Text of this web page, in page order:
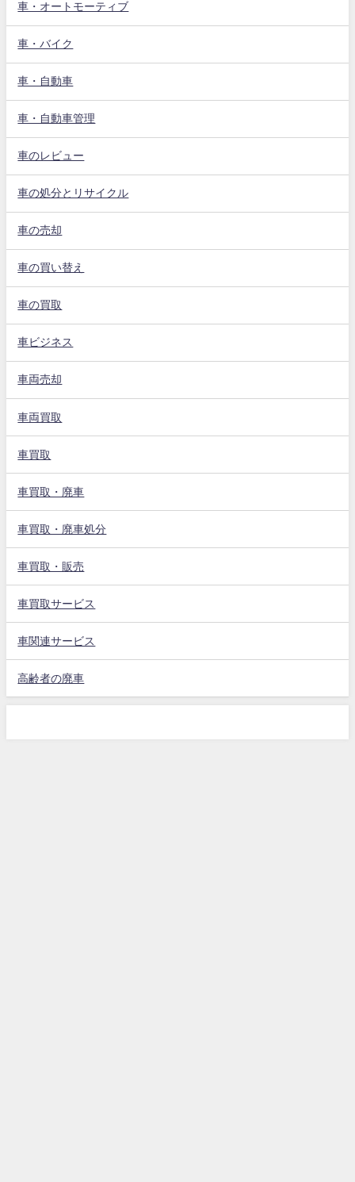
車・オートモーティブ
車・バイク
車・自動車
車・自動車管理
車のレビュー
車の処分とリサイクル
車の売却
車の買い替え
車の買取
車ビジネス
車両売却
車両買取
車買取
車買取・廃車
車買取・廃車処分
車買取・販売
車買取サービス
車関連サービス
高齢者の廃車